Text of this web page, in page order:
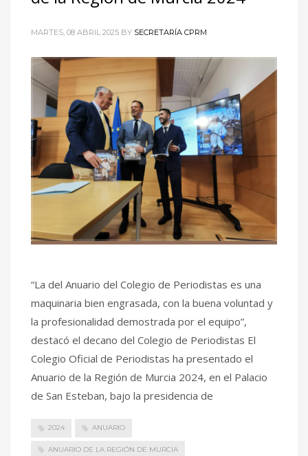
MARTES, 08 ABRIL 2025 BY SECRETARÍA CPRM
“La del Anuario del Colegio de Periodistas es una
maquinaria bien engrasada, con la buena voluntad y
la profesionalidad demostrada por el equipo”,
destacó el decano del Colegio de Periodistas El
Colegio Oficial de Periodistas ha presentado el
Anuario de la Región de Murcia 2024, en el Palacio
de San Esteban, bajo la presidencia de
2024 ANUARIO
ANUARIO DE LA REGIÓN DE MURCIA